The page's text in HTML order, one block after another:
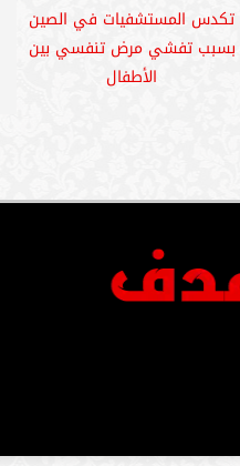
تكدس المستشفيات في الصين
بسبب تفشي مرض تنفسي بين
الأطفال